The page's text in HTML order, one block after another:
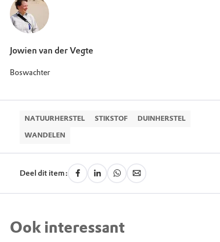
Jowien van der Vegte
Boswachter
NATUURHERSTEL STIKSTOF
DUINHERSTEL
WANDELEN
Deel dit item:
Ook interessant